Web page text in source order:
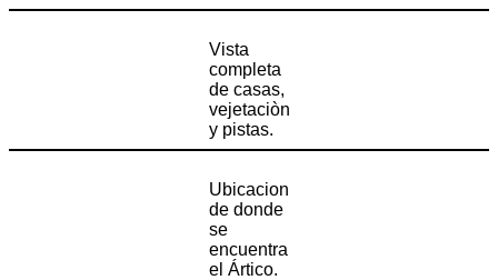
Vista
completa
de casas,
vejetaciòn
y pistas.
Ubicacion
de donde
se
encuentra
el Ártico.